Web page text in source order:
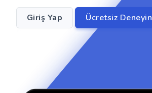
Giriş Yap Ücretsiz Deneyin